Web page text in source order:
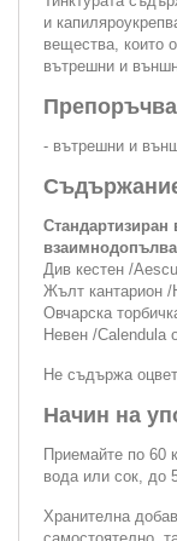
и
вещества, които
вътрешни и
- вътрешни и
Стандартизиран
Див кестен /
Жълт кантарион /
Овчарска
Невен /Calendula
Не съдържа
Начин на
Приемайте по 60
вода или сок, до
Хранителна